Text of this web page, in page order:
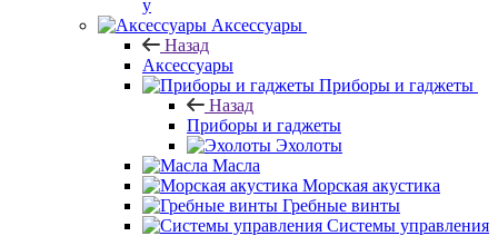
у
Аксессуары
Назад
Аксессуары
Приборы и гаджеты
Назад
Приборы и гаджеты
Эхолоты
Масла
Морская акустика
Гребные винты
Системы управления